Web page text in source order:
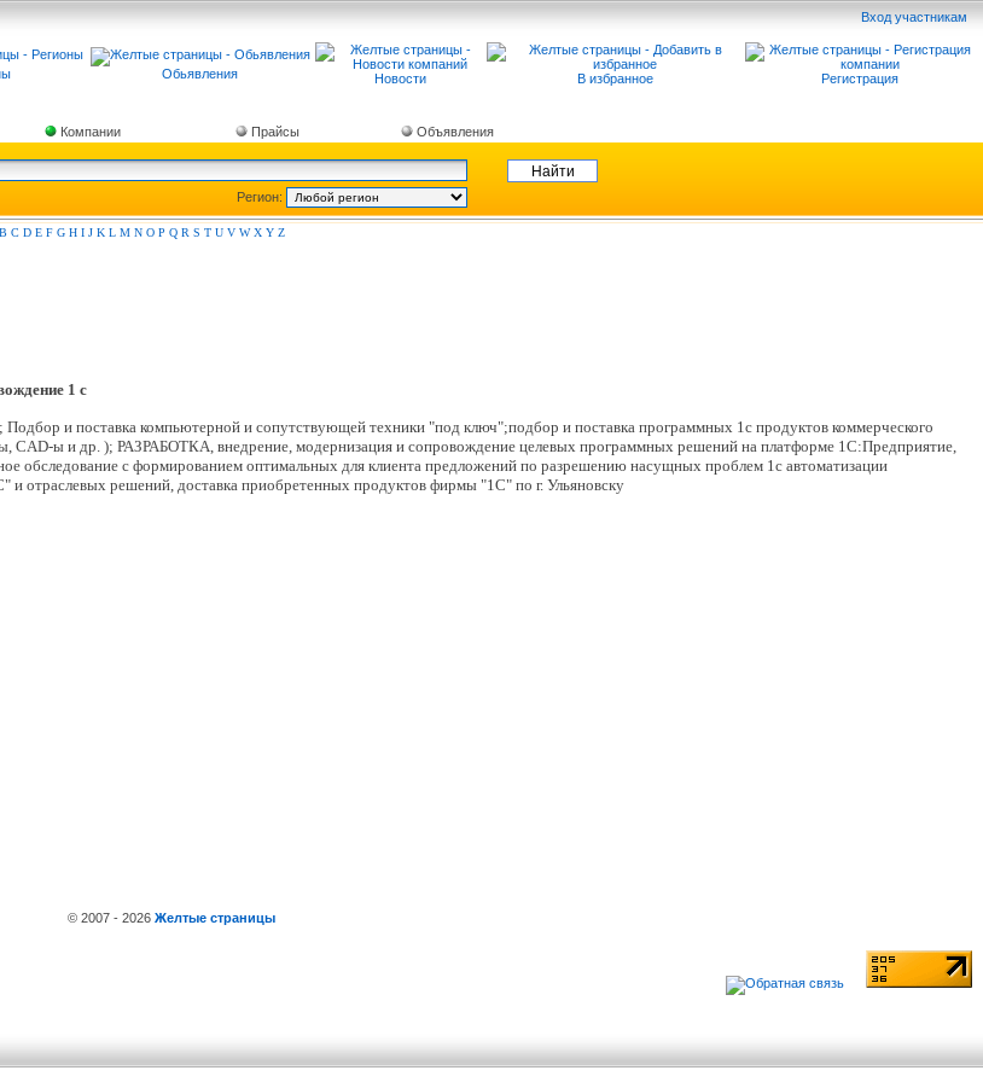
Вход участникам
Обьявления Новости В избранное Регистрация
Компании Прайсы Объявления
Регион:
B C D E F G H I J K L M N O P Q R S T U V W X Y Z
1 с
Подбор и поставка компьютерной и сопутствующей техники "под ключ";подбор и поставка программных 1c продуктов коммерческого
CAD-ы и др. ); РАЗРАБОТКА, внедрение, модернизация и сопровождение целевых программных решений на платформе 1С:Предприятие,
обследование с формированием оптимальных для клиента предложений по разрешению насущных проблем 1c автоматизации
отраслевых решений, доставка приобретенных продуктов фирмы "1С" по г. Ульяновску
© 2007 - 2026 Желтые страницы